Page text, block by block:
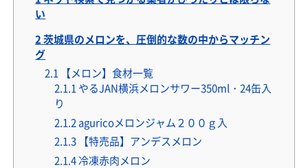
い
2茨城県のメロンを、圧倒的な数の中からマッチン
グ
2.1
【メロン】食材一覧
2.1.1 やるJAN横浜メロンサワー350ml・24缶入
り
2.1.2 aguricoメロンジャム２００ｇ入
2.1.3 【特売品】アンデスメロン
2.1.4冷凍赤肉メロン